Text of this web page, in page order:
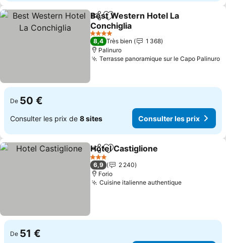
PartagerAjouter à mes favoris
Best Western Hotel La
Conchiglia
4 Étoiles
8,4 Très bien
1 368
Palinuro
Terrasse panoramique sur le Capo Palinuro
De 50 €
Consulter les prix de 8 sites Consulter les prix
PartagerAjouter à mes favoris
Hotel Castiglione
3 Étoiles
6,9
2 240
Forio
Cuisine italienne authentique
De 51 €